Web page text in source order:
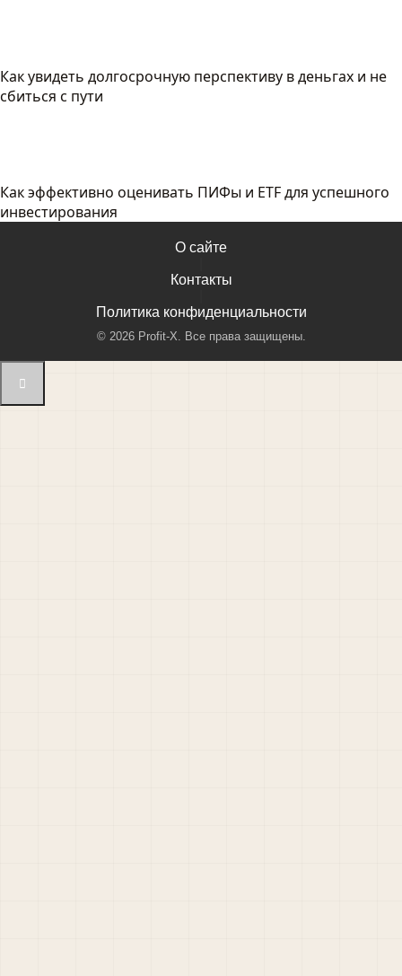
Как увидеть долгосрочную перспективу в деньгах и не
сбиться с пути
Как эффективно оценивать ПИФы и ETF для успешного
инвестирования
О сайте
Контакты
Политика конфиденциальности
© 2026Profit-X. Все права защищены.